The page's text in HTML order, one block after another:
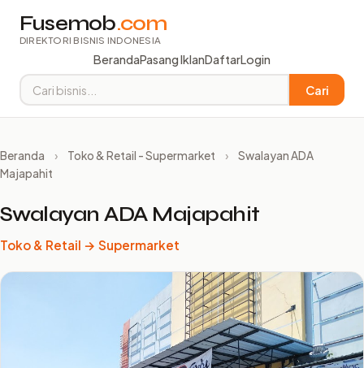
Fusemob.com
DIREKTORI BISNIS INDONESIA
BerandaPasang IklanDaftarLogin
Cari
Beranda › Toko & Retail - Supermarket ›
Swalayan ADA
Majapahit
Swalayan ADA Majapahit
Toko & Retail → Supermarket